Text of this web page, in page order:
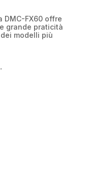
DMC-FX60 offre
grande praticità
modelli più